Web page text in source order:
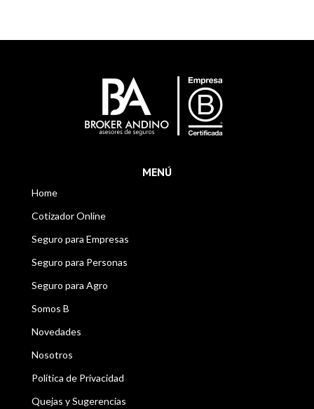
MENÚ
Home
Cotizador Online
Seguro para Empresas
Seguro para Personas
Seguro para Agro
Somos B
Novedades
Nosotros
Política de Privacidad
Quejas y Sugerencias